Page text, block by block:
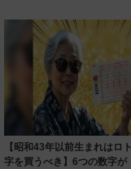
【昭和43年以前生まれはロ
字を買うべき】6つの数字が